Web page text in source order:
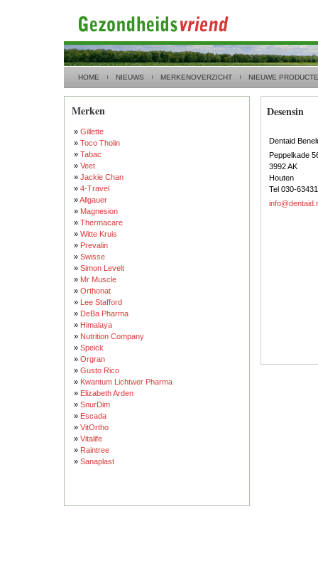
HOME NIEUWS MERKENOVERZICHT NIEUWE
Merken
» Gillette
» Toco Tholin
» Tabac
» Veet
» Jackie Chan
» 4-Travel
»Allgauer
» Magnesion
» Thermacare
» Witte Kruis
» Prevalin
» Swisse
» Simon Levelt
» Mr Muscle
» Orthonat
» Lee Stafford
» DeBa Pharma
» Himalaya
» Nutrition Company
» Speick
» Orgran
» Gusto Rico
» Kwantum Lichtwer Pharma
» Elizabeth Arden
» SnurDim
» Escada
» VitOrtho
» Vitalife
» Raintree
» Sanaplast
Desensin
Dentaid
Peppelkade
3992 AK
Houten
Tel 030-